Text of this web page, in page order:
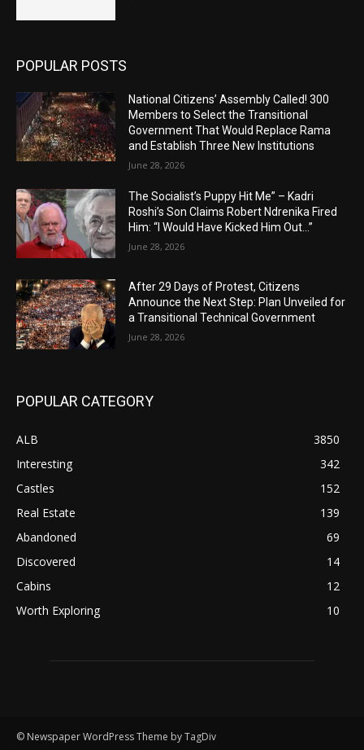
POPULAR POSTS
National Citizens’ Assembly Called! 300
Members to Select the Transitional
Government That Would Replace Rama
and Establish Three New Institutions
June 28, 2026
The Socialist’s Puppy Hit Me” – Kadri
Roshi’s Son Claims Robert Ndrenika Fired
Him: “I Would Have Kicked Him Out…”
June 28, 2026
After 29 Days of Protest, Citizens
Announce the Next Step: Plan Unveiled for
a Transitional Technical Government
June 28, 2026
POPULAR CATEGORY
ALB
3850
Interesting
342
Castles
152
Real Estate
139
Abandoned
69
Discovered
14
Cabins
12
Worth Exploring
10
© Newspaper WordPress Theme by TagDiv